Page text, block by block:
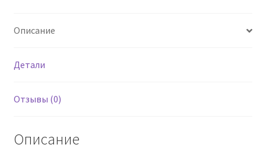
Описание
Детали
Отзывы (0)
Описание